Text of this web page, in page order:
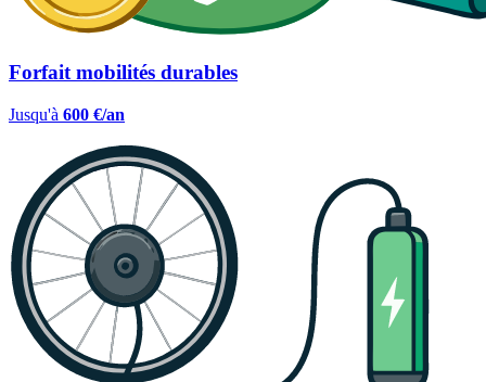
Forfait mobilités durables
Jusqu'à 600 €/an